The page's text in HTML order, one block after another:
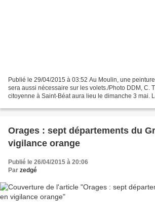
Publié le 29/04/2015 à 03:52 Au Moulin, une
sera aussi nécessaire sur les volets./Photo DDM, C.
citoyenne à Saint-Béat aura lieu le dimanche 3 mai.
Orages : sept départements du
vigilance orange
Publié le 26/04/2015 à 20:06
Par zedgé